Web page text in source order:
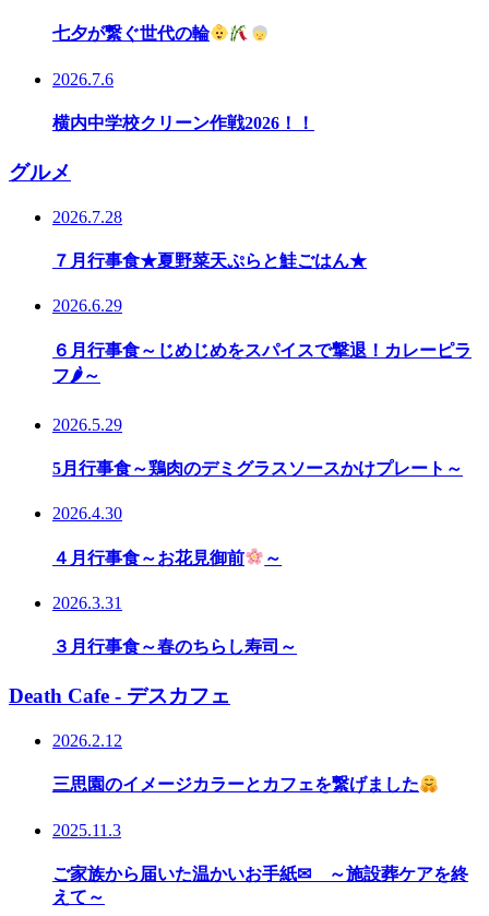
七夕が繋ぐ世代の輪
2026.7.6
横内中学校クリーン作戦2026！！
グルメ
2026.7.28
７月行事食★夏野菜天ぷらと鮭ごはん★
2026.6.29
６月行事食～じめじめをスパイスで撃退！カレーピラ
フ🌶～
2026.5.29
5月行事食～鶏肉のデミグラスソースかけプレート～
2026.4.30
４月行事食～お花見御前 ～
2026.3.31
３月行事食～春のちらし寿司～
Death Cafe - デスカフェ
2026.2.12
三思園のイメージカラーとカフェを繋げました
2025.11.3
ご家族から届いた温かいお手紙✉ ～施設葬ケアを終
えて～